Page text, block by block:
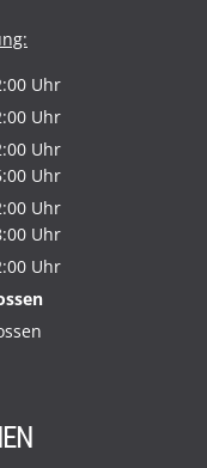
Uhr
08:30 bis 12:00 Uhr
Uhr
08:30 bis 12:00 Uhr
Uhr
08:30 bis 12:00 Uhr
Uhr
13:30 bis 15:00 Uhr
Uhr
08:30 bis 12:00 Uhr
Uhr
13:30 bis 18:00 Uhr
Uhr
08:30 bis 12:00 Uhr